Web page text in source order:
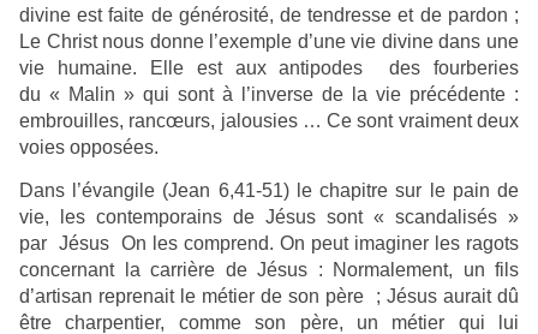
divine est faite de générosité, de tendresse et de pardon ;
Le Christ nous donne l’exemple d’une vie divine dans une
vie humaine. Elle est aux antipodes des fourberies
du « Malin » qui sont à l’inverse de la vie précédente :
embrouilles, rancœurs, jalousies … Ce sont vraiment deux
voies opposées.
Dans l’évangile (Jean 6,41-51) le chapitre sur le pain de
vie, les contemporains de Jésus sont « scandalisés »
par Jésus On les comprend. On peut imaginer les ragots
concernant la carrière de Jésus : Normalement, un fils
d’artisan reprenait le métier de son père ; Jésus aurait dû
être charpentier, comme son père, un métier qui lui